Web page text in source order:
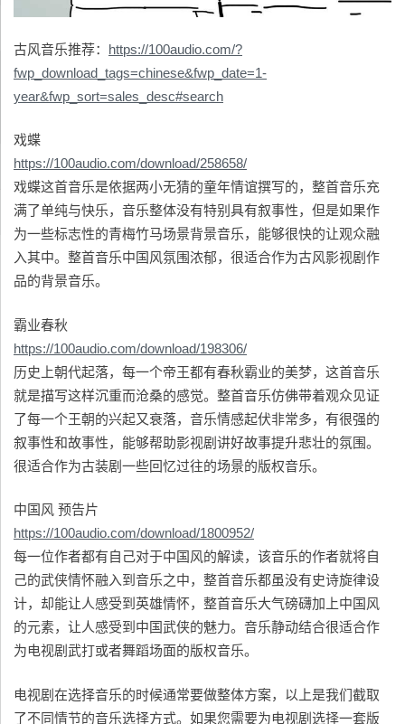
古风音乐推荐： https://100audio.com/?
fwp_download_tags=chinese&fwp_date=1-
year&fwp_sort=sales_desc#search
戏蝶
https://100audio.com/download/258658/
戏蝶这首音乐是依据两小无猜的童年情谊撰写的，整首音乐充
满了单纯与快乐，音乐整体没有特别具有叙事性，但是如果作
为一些标志性的青梅竹马场景背景音乐，能够很快的让观众融
入其中。整首音乐中国风氛围浓郁，很适合作为古风影视剧作
品的背景音乐。
霸业春秋
https://100audio.com/download/198306/
历史上朝代起落，每一个帝王都有春秋霸业的美梦，这首音乐
就是描写这样沉重而沧桑的感觉。整首音乐仿佛带着观众见证
了每一个王朝的兴起又衰落，音乐情感起伏非常多，有很强的
叙事性和故事性，能够帮助影视剧讲好故事提升悲壮的氛围。
很适合作为古装剧一些回忆过往的场景的版权音乐。
中国风 预告片
https://100audio.com/download/1800952/
每一位作者都有自己对于中国风的解读，该音乐的作者就将自
己的武侠情怀融入到音乐之中，整首音乐都虽没有史诗旋律设
计，却能让人感受到英雄情怀，整首音乐大气磅礴加上中国风
的元素，让人感受到中国武侠的魅力。音乐静动结合很适合作
为电视剧武打或者舞蹈场面的版权音乐。
电视剧在选择音乐的时候通常要做整体方案，以上是我们截取
了不同情节的音乐选择方式。如果您需要为电视剧选择一套版